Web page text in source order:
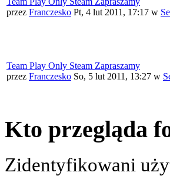
przez Franczesko Pt, 4 lut 2011, 17:17 w
Team Play Only Steam Zapraszamy
przez Franczesko So, 5 lut 2011, 13:27 w
Kto przegląda
Zidentyfikowani